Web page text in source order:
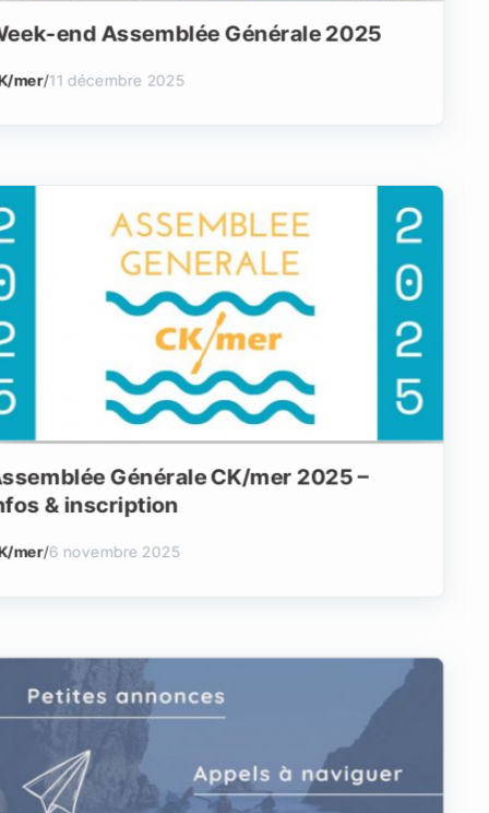
Français ▼
end Assemblée Générale 2025
mer/11 décembre 2025
Générale CK/mer 2025 –
& inscription
mer/6 novembre 2025